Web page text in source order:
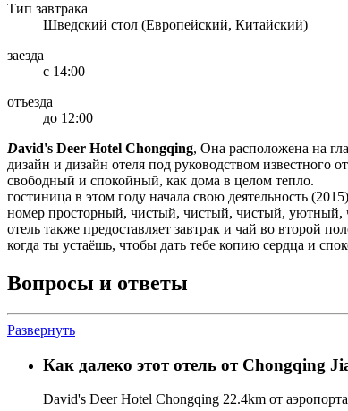
Тип завтрака
Шведский стол (Европейский, Китайский)
заезда
с 14:00
отъезда
до 12:00
David's Deer Hotel Chongqing, Она расположена на
дизайн и дизайн отеля под руководством известного
свободный и спокойный, как дома в целом тепло.
гостиница в этом году начала свою деятельность
номер просторный, чистый, чистый, чистый, уютный,
отель также предоставляет завтрак и чай во второй
когда ты устаёшь, чтобы дать тебе копию сердца и
Вопросы и ответы
Развернуть
Как далеко этот отель от Chongqing
David's Deer Hotel Chongqing 22.4km от